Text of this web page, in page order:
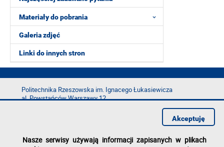
Materiały do pobrania
Galeria zdjęć
Linki do innych stron
Politechnika Rzeszowska im. Ignacego Łukasiewicza
al. Powstańców Warszawy 12
e-mail:kancelaria@prz.edu.pl
Nasze serwisy używają informacji zapisanych w plikach
Akceptuję